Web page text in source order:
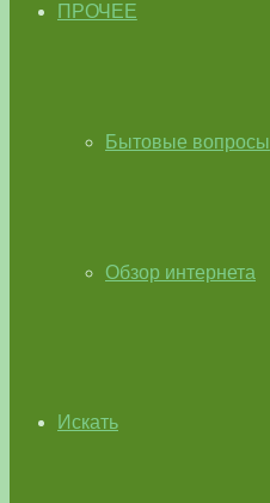
ПРОЧЕЕ
Бытовые вопросы
Обзор интернета
Искать